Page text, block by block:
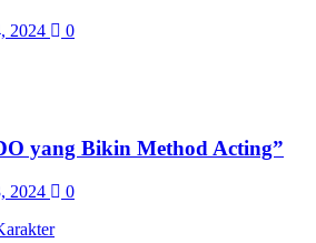
2024 0
yang Bikin Method Acting”
2024 0